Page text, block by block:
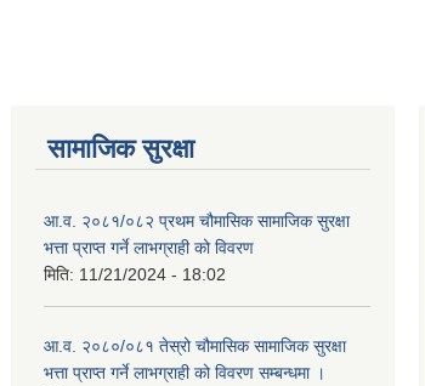
सामाजिक सुरक्षा
आ.व. २०८१/०८२ प्रथम चौमासिक सामाजिक सुरक्षा
भत्ता प्राप्त गर्ने लाभग्राही को विवरण
मिति: 11/21/2024 - 18:02
आ.व. २०८०/०८१ तेस्रो चौमासिक सामाजिक सुरक्षा
भत्ता प्राप्त गर्ने लाभग्राही को विवरण सम्बन्धमा ।